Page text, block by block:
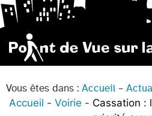
Vous êtes dans : Accueil –
Accueil Voirie
Cassation :